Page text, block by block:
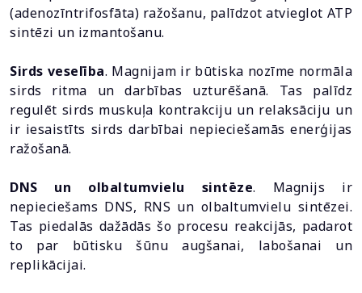
(adenozīntrifosfāta) ražošanu, palīdzot atvieglot ATP
sintēzi un izmantošanu.
Sirds veselība. Magnijam ir būtiska nozīme normāla
sirds ritma un darbības uzturēšanā. Tas palīdz
regulēt sirds muskuļa kontrakciju un relaksāciju un
ir iesaistīts sirds darbībai nepieciešamās enerģijas
ražošanā.
DNS un olbaltumvielu sintēze. Magnijs ir
nepieciešams DNS, RNS un olbaltumvielu sintēzei.
Tas piedalās dažādās šo procesu reakcijās, padarot
to par būtisku šūnu augšanai, labošanai un
replikācijai.